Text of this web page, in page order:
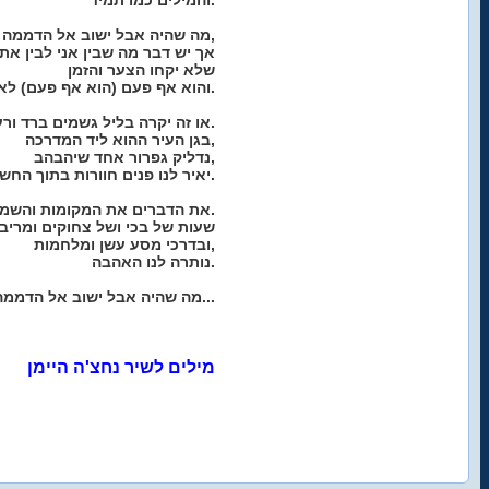
מה שהיה אבל ישוב אל הדממה,
אך יש דבר מה שבין אני לבין
שלא יקחו הצער והזמן
והוא אף פעם (הוא אף פעם) לא יתם.
או זה יקרה בליל גשמים ברד ורעם.
בגן העיר ההוא ליד המדרכה,
נדליק גפרור אחד שיהבהב,
יאיר לנו פנים חוורות בתוך החשיכה.
את הדברים את המקומות והשמות.
שעות של בכי ושל צחוקים
ובדרכי מסע עשן ומלחמות,
נותרה לנו האהבה.
מה שהיה אבל ישוב אל הדממה...
מילים לשיר נחצ'ה היימן